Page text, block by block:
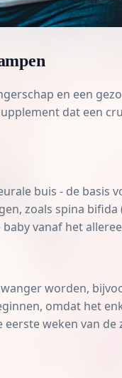
en een
dat een
buis - de basis
zoals spina
vanaf het
worden,
omdat het
weken van